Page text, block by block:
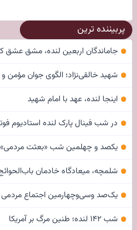
پربیننده ترین
● جاماندگان اربعین لنده، مشق عشق
● شهید خالقی‌نژاد؛ الگوی جوان مؤمن
● اینجا لنده، عهد با امام شهید
● در شب فینال پارک لنده استادیوم
● یکصد و چهلمین شب «بعثت مردمی»
● شلمچه، میعادگاه خادمان
● یک‌صد وسی‌وچهارمین اجتماع مردمی
● شب ۱۴۲ لنده؛ طنین مرگ بر آمریکا